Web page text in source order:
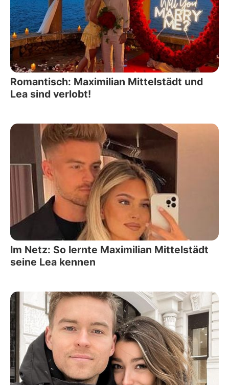
Romantisch: Maximilian Mittelstädt und
Lea sind verlobt!
Im Netz: So lernte Maximilian Mittelstädt
seine Lea kennen